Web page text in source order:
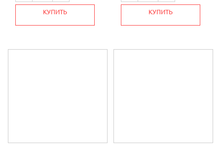
КУПИТЬ КУПИТЬ